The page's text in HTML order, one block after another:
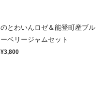
のとわいんロゼ＆能登町産ブル
ーベリージャムセット
¥3,800